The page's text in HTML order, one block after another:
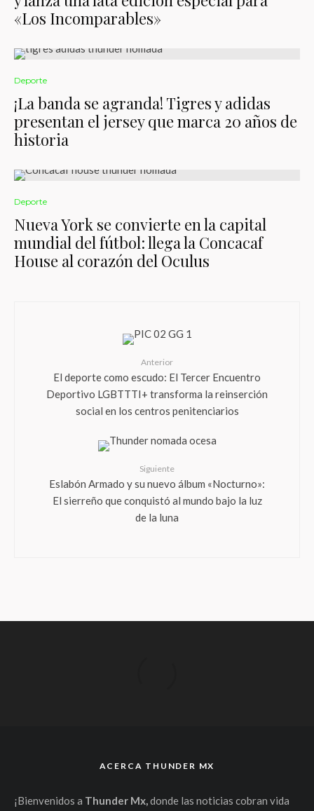
«Los Incomparables»
Deporte
¡La banda se agranda! Tigres y adidas
presentan el jersey que marca 20 años de
historia
Deporte
Nueva York se convierte en la capital
mundial del fútbol: llega la Concacaf
House al corazón del Oculus
Anterior
El deporte como escudo: El Tercer Encuentro
Deportivo LGBTTTI+ transforma la reinserción
social en los centros penitenciarios
Siguiente
Eslabón Armado y su nuevo álbum «Nocturno»:
El sierreño que conquistó al mundo bajo la luz
de la luna
ACERCA THUNDER MX
¡Bienvenidos a Thunder Mx,donde las noticias cobran vida